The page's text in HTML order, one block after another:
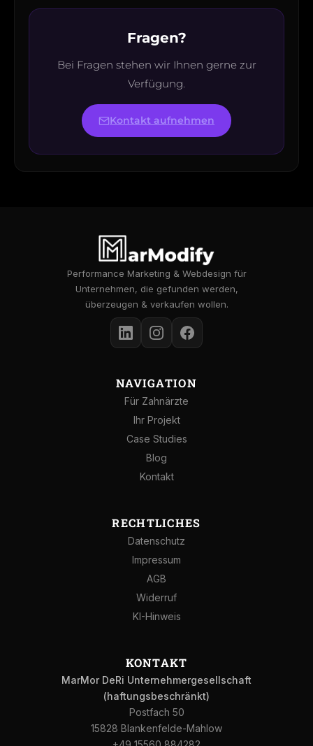
Fragen?
Bei Fragen stehen wir Ihnen gerne zur
Verfügung.
Kontakt aufnehmen
Performance Marketing & Webdesign für
Unternehmen, die gefunden werden,
überzeugen & verkaufen wollen.
NAVIGATION
Für Zahnärzte
Ihr Projekt
Case Studies
Blog
Kontakt
RECHTLICHES
Datenschutz
Impressum
AGB
Widerruf
KI-Hinweis
KONTAKT
MarMor DeRi Unternehmergesellschaft
(haftungsbeschränkt)
Postfach 50
15828 Blankenfelde-Mahlow